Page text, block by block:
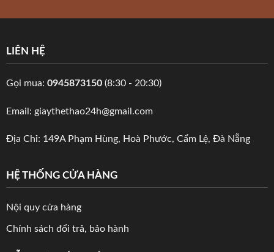
LIÊN HỆ
Gọi mua: 0945873150(8:30 - 20:30)
Email: giaythethao24h@gmail.com
Địa Chỉ: 149A Phạm Hùng, Hoà Phước, Cẩm Lệ, Đà Nẵng
HỆ THỐNG CỬA HÀNG
Nội quy cửa hàng
Chính sách đổi trả, bảo hành